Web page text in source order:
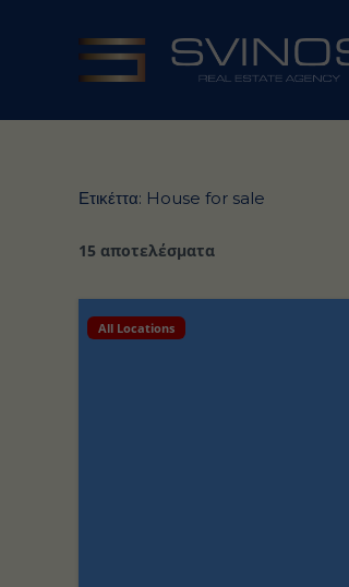
περιεχόμενο
Ετικέττα: House for sale
15 αποτελέσματα
All Locations